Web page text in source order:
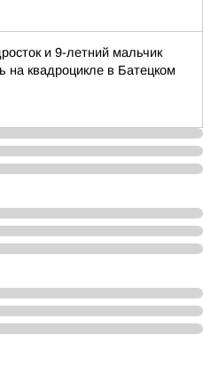
и 9-летний мальчик
на квадроцикле в Батецком